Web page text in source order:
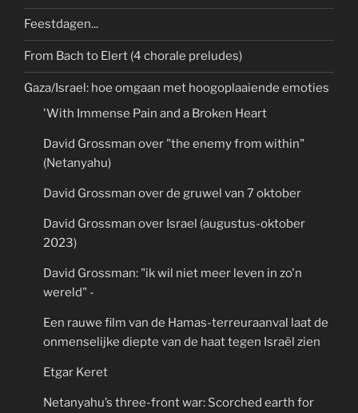
Feestdagen...
From Bach to Elert (4 chorale preludes)
Gaza/Israel: hoe omgaan met hoogoplaaiende emoties
'With Immense Pain and a Broken Heart
David Grossman over "the enemy from within"
(Netanyahu)
David Grossman over de gruwel van 7 oktober
David Grossman over Israel (augustus-oktober
2023)
David Grossman: "ik wil niet meer leven in zo'n
wereld" -
Een rauwe film van de Hamas-terreuraanval laat de
onmenselijke diepte van de haat tegen Israël zien
Etgar Keret
Netanyahu’s three-front war: Scorched earth for